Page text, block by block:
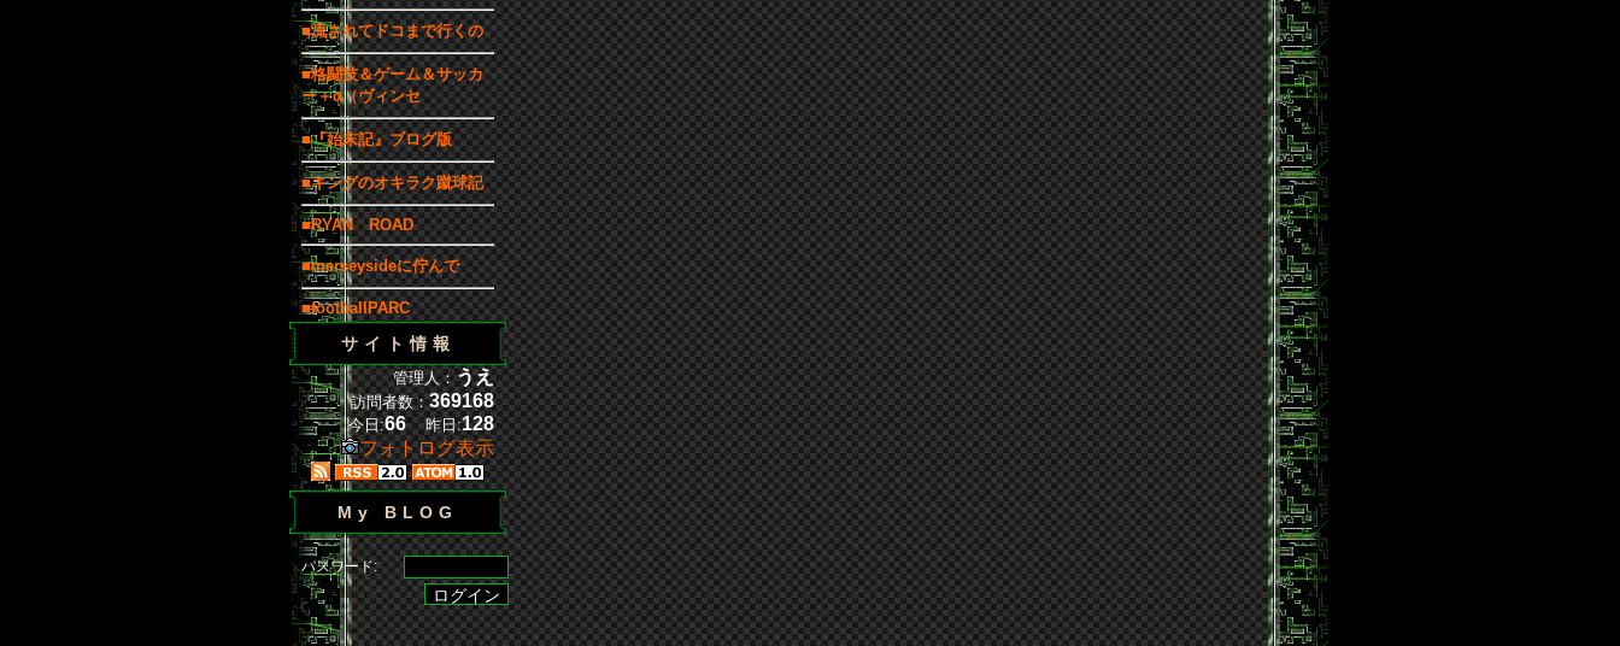
■流されてドコまで行くの
■格闘技＆ゲーム＆サッカ
ー＋α（ヴィンセ
■『始末記』ブログ版
■キングのオキラク蹴球記
■RYAN ROAD
■merseysideに佇んで
■footballPARC
サイト情報
管理人：うえ
訪問者数：369168
今日:66 昨日:128
フォトログ表示
My BLOG
パスワード: